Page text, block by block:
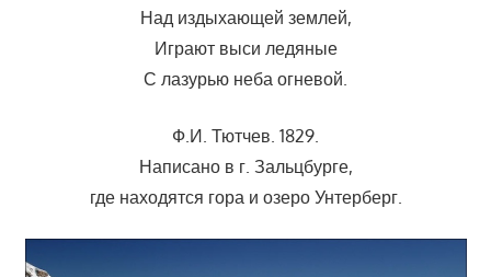
Над издыхающей землей,
Играют выси ледяные
С лазурью неба огневой.
Ф.И. Тютчев. 1829.
Написано в г. Зальцбурге,
где находятся гора и озеро Унтерберг.